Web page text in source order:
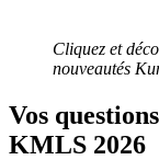
Cliquez et
nouveautés
Vos
KMLS 2026